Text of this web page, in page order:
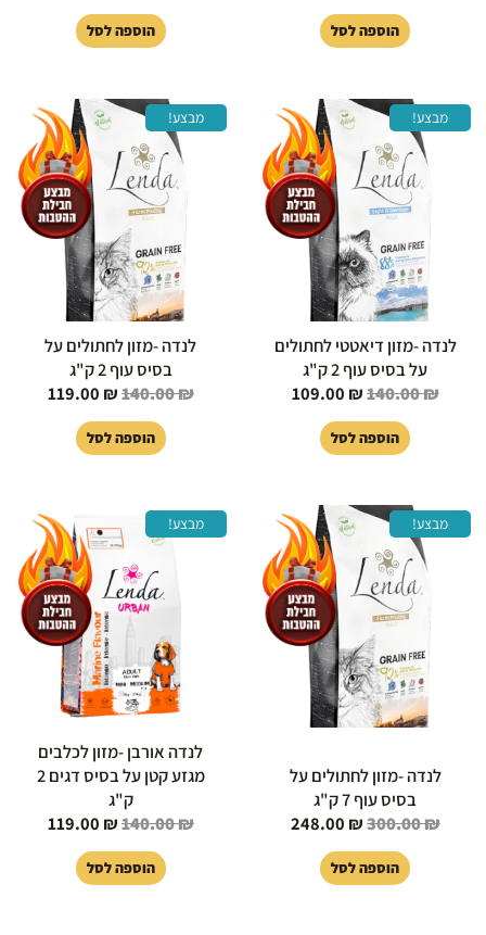
הוספה לסל הוספה לסל
מבצע!
לנדה -מזון דיאטטי לחתולים
על בסיס עוף 2 ק"ג
140.00₪
המחיר
המקורי
היה:
140.00 ₪.
109.00 ₪
המחיר
הנוכחי
הוא:
109.00 ₪.
הוספה לסל
מבצע!
לנדה -מזון לחתולים על
בסיס עוף 2 ק"ג
140.00₪
המחיר
המקורי
היה:
140.00 ₪.
119.00 ₪
המחיר
הנוכחי
הוא:
₪.
הוספה לסל
מבצע!
לנדה -מזון לחתולים על
בסיס עוף 7 ק"ג
300.00₪
המחיר
המקורי
היה:
300.00 ₪.
248.00 ₪
המחיר
הנוכחי
הוא:
248.00 ₪.
הוספה לסל
מבצע!
לנדה אורבן -מזון לכלבים
מגזע קטן על בסיס דגים 2
ק"ג
140.00₪
המקורי
היה:
140.00 ₪.
119.00 ₪
המחיר
הנוכחי
הוא:
₪.
הוספה לסל